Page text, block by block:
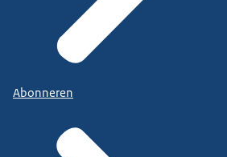
Abonneren